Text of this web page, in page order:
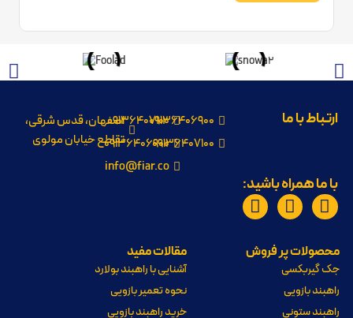
ارتباط با ما
09136406900
09136407100
09136407100
09136406900
info@fiar.co
اصفهان، قدس شرقی،
تقاطع خیابان مولوی
با ما همراه باشید:
محصولات پر فروش مقالات مفید
جک گیربکسی
راهبند بازویی
راهبند ستونی
آشنایی با راهبند بولارد
نحوه تعمیر بازویی
خرید راهبند بازویی